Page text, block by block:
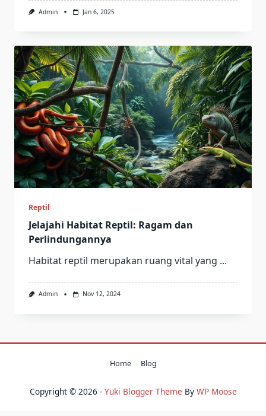
Admin Jan 6, 2025
Reptil
Jelajahi Habitat Reptil: Ragam dan
Perlindungannya
Habitat reptil merupakan ruang vital yang ...
Admin Nov 12, 2024
Home Blog
Copyright © 2026 - Yuki Blogger Theme By WP Moose